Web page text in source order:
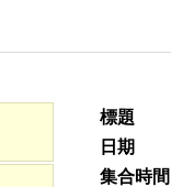
標題
日期
集合時間